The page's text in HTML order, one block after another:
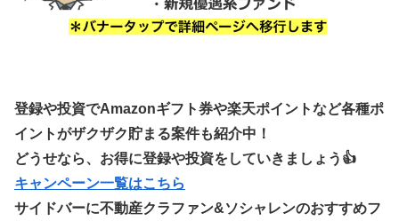
登録や投資でAmazonギフト券や楽天ポイントなど各種ポ
イントがザクザク貯まる案件も紹介中！
どうせなら、お得に登録や投資をしていきましょう👍
キャンペーン一覧はこちら
サイドバーに不動産クラファン&ソシャレンのおすすめフ